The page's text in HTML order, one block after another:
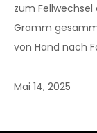
zum Fellwechsel
Gramm
von Hand nach
Mai 14, 2025